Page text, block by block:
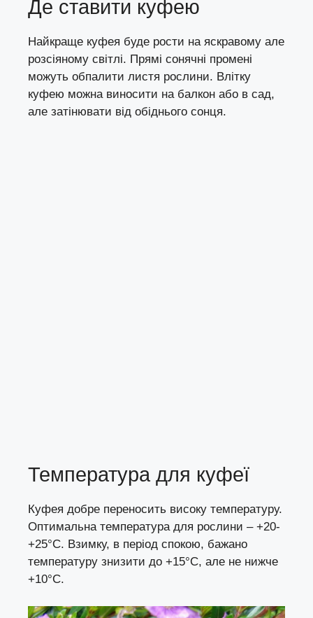
Де ставити куфею
Найкраще куфея буде рости на яскравому але
розсіяному світлі. Прямі сонячні промені
можуть обпалити листя рослини. Влітку
куфею можна виносити на балкон або в сад,
але затінювати від обіднього сонця.
Температура для куфеї
Куфея добре переносить високу температуру.
Оптимальна температура для рослини – +20-
+25°C. Взимку, в період спокою, бажано
температуру знизити до +15°C, але не нижче
+10°C.